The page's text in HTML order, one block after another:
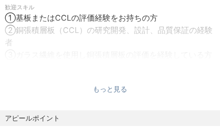
2024年度より、ニーズ対応力及び機動力の強化を図るべ
く、組織体制の改変を行います。それに伴い、新たに5事業
本部制に移行。
各商材とそれに付随する開発部、営業部が連携すること
本求人は、その中でも当社の稼ぎ頭である電子材料向けグ
電子材料向けガラスクロスは、スマートフォンやPCなどの
【給与形態】
月給制 ※経験、スキルなどに応じて決定致します。
昇給：年1回(4月)
歓迎スキル
①基板またはCCLの評価経験をお持ちの方
②銅張積層板（CCL）の研究開発、設計、品質保証の経験
者
または学ぶ意欲のある人材
もっと見る
アピールポイント